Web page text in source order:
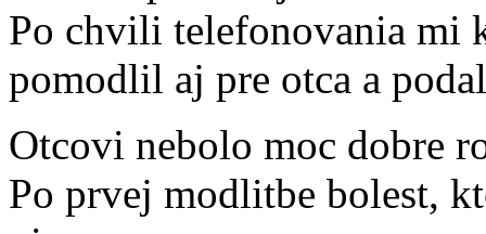
Po chvili telefonovania mi
pomodlil aj pre otca a
Otcovi nebolo moc dobre
Po prvej modlitbe bolest,